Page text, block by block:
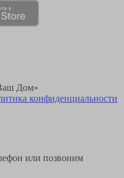
Дом»
конфиденциальности
или позвоним